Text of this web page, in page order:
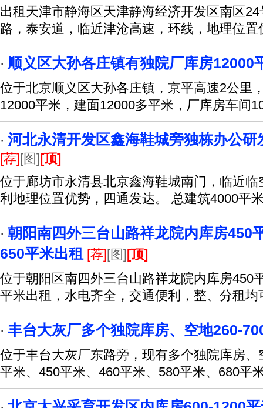
出租天津市静海区天津静海经济开发区南区
路，泰安道，临近津沧高速，环线，地理位
· 顺义区大孙各庄镇有独院厂库房12000
位于北京顺义区大孙各庄镇，京平高速2公里
12000平米，建面12000多平米，厂库房车间
· 河北永清开发区鑫海鞋城旁独栋办公
[荐][图][顶]
位于廊坊市永清县北京鑫海鞋城南门，临近
利地理位置优势，四通发达。 总建筑4000平
· 朝阳南四外三台山路祥龙院内库房450
650平米出租 [荐][图][顶]
位于朝阳区南四外三台山路祥龙院内库房450
平米出租，水电齐全，交通便利，整、分租均
· 丰台大灰厂多个独院库房、空地260-
位于丰台大灰厂东路旁，现有多个独院库房
平米、450平米、460平米、580平米、680平